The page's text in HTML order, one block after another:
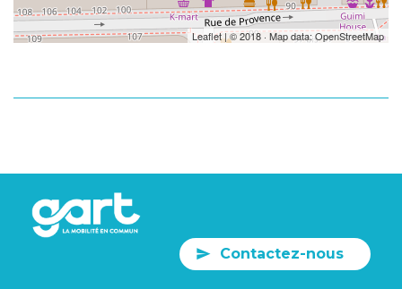
Leaflet| © 2018 · Map data:OpenStreetMap
Contactez-nous